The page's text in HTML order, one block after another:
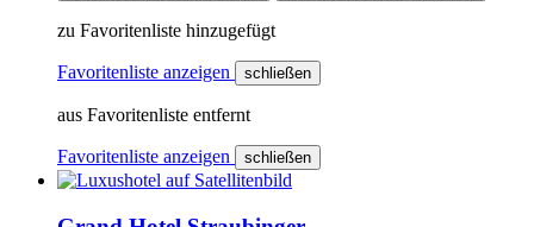
zu Favoritenliste hinzugefügt
Favoritenliste anzeigen schließen
aus Favoritenliste entfernt
Favoritenliste anzeigen schließen